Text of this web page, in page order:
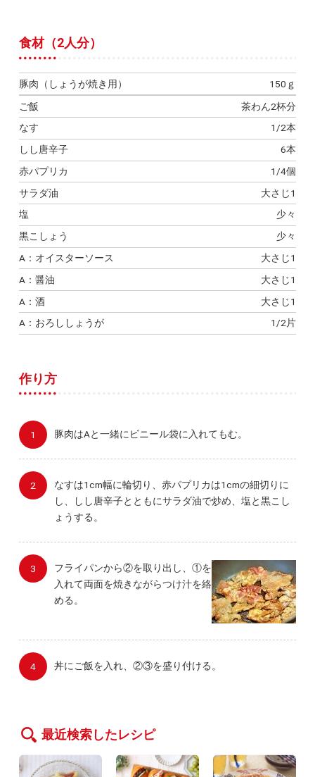
食材（2人分）
豚肉（しょうが焼き用）
150ｇ
ご飯
茶わん2杯分
なす
1/2本
しし唐辛子
6本
赤パプリカ
1/4個
サラダ油
大さじ1
塩
少々
黒こしょう
少々
A：オイスターソース
大さじ1
A：醤油
大さじ1
A：酒
大さじ1
A：おろししょうが
1/2片
作り方
豚肉はAと一緒にビニール袋に入れてもむ。
なすは1cm幅に輪切り、赤パプリカは1cmの細切りに
し、しし唐辛子とともにサラダ油で炒め、塩と黒こし
ょうする。
フライパンから②を取り出し、①を
入れて両面を焼きながらつけ汁を絡
める。
丼にご飯を入れ、②③を盛り付ける。
最近検索したレシピ